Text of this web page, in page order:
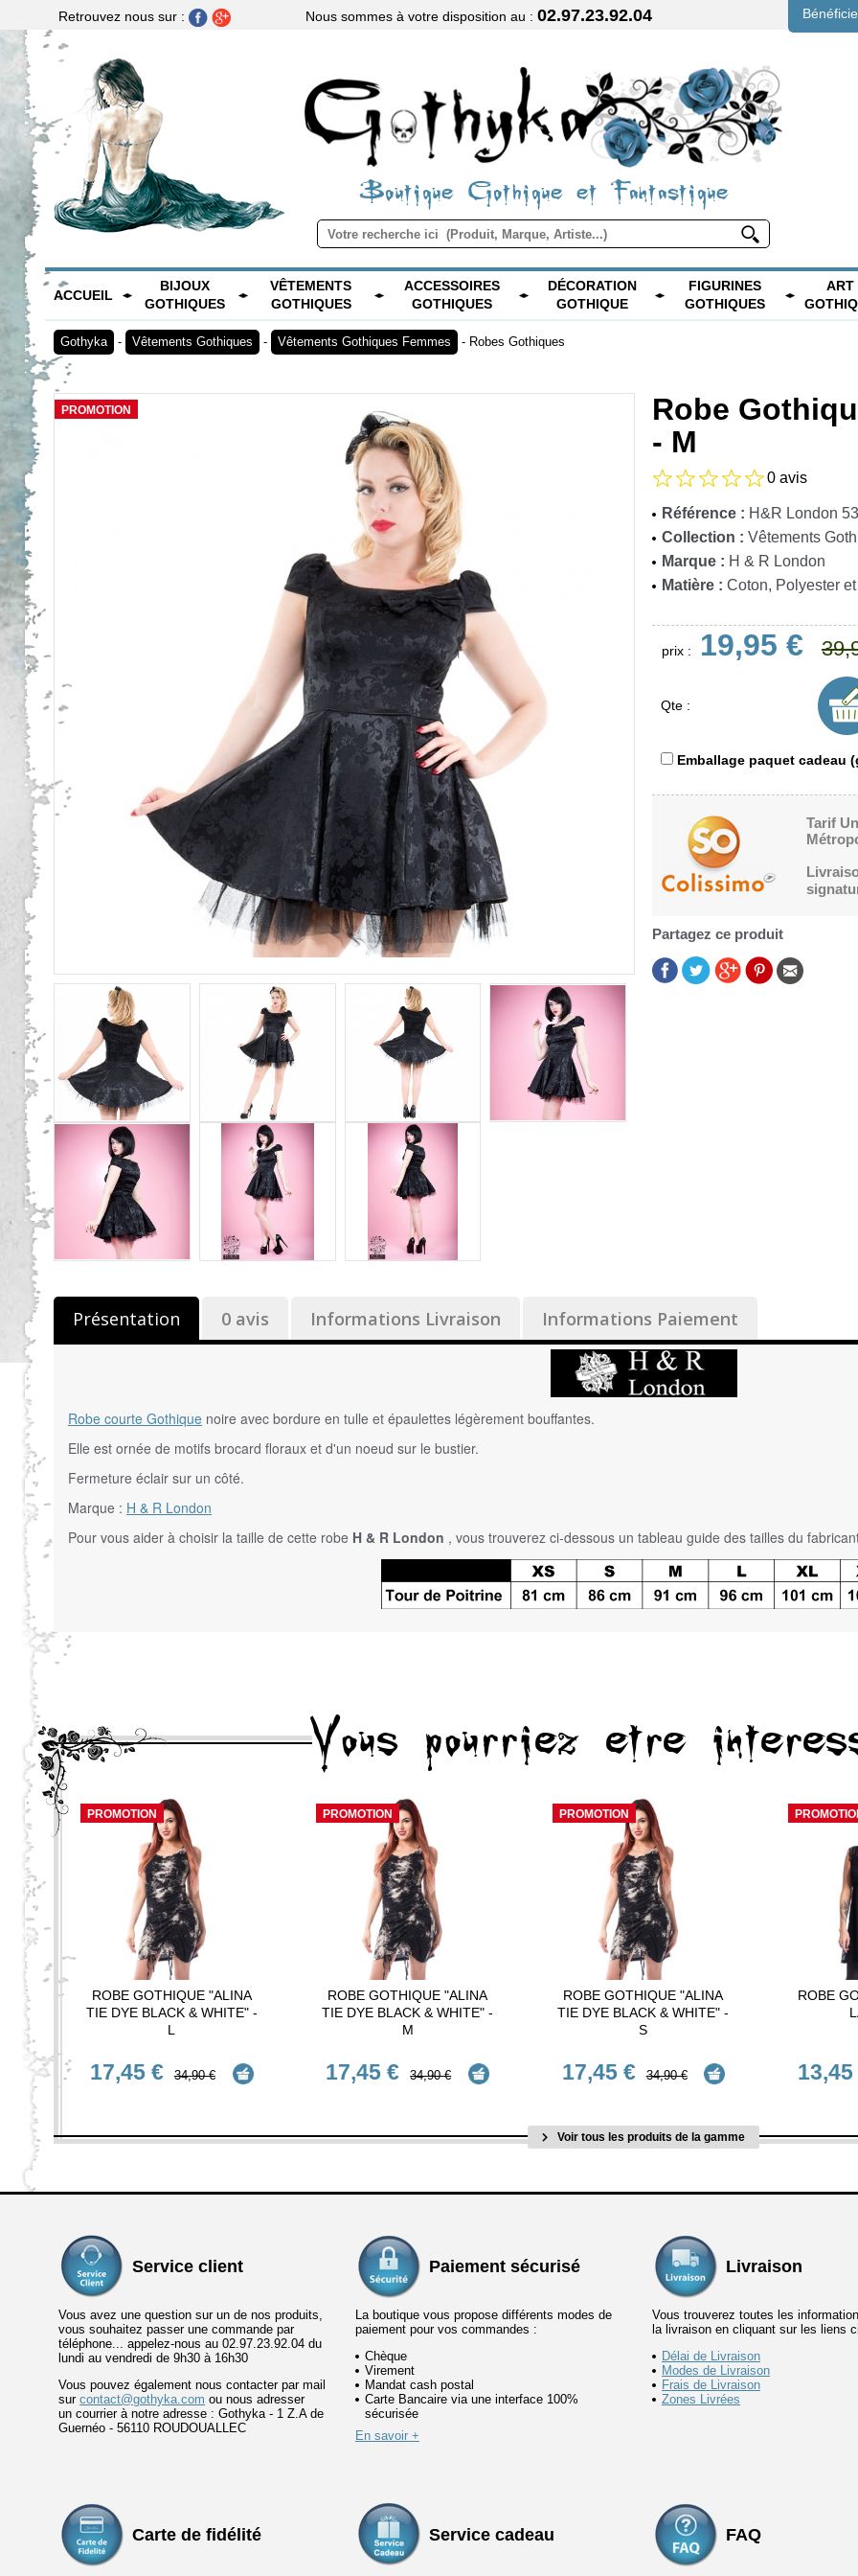
Retrouvez nous sur : Nous sommes à votre disposition au :02.97.23.92.04
Boutique Gothique et Fantastique
ACCUEIL
BIJOUX
GOTHIQUES
VÊTEMENTS
GOTHIQUES
ACCESSOIRES
GOTHIQUES
DÉCORATION
GOTHIQUE
FIGURINES
GOTHIQUES
ART
Gothyka - Vêtements Gothiques - Vêtements Gothiques Femmes - Robes Gothiques
PROMOTION
Robe
- M
0 avis
Référence : H&R London
Collection : Vêtements
Marque : H & R London
Matière : Coton, Polyester
prix : 19,95 €
Qte :
Emballage paquet cadeau
Tarif
Partagez ce produit
Présentation 0 avis Informations Livraison Informations Paiement
Robe courte Gothique noire avec bordure en tulle et épaulettes légèrement bouffantes.
Elle est ornée de motifs brocard floraux et d'un noeud sur le bustier.
Fermeture éclair sur un côté.
Marque : H & R London
Pour vous aider à choisir la taille de cette robe H & R London , vous trouverez ci-dessous un tableau guide des tailles du
Vous pourriez etre
PROMOTION
ROBE GOTHIQUE "ALINA
TIE DYE BLACK & WHITE" -
L
17,45 € 34,90 €
PROMOTION
ROBE GOTHIQUE "ALINA
TIE DYE BLACK & WHITE" -
M
17,45 € 34,90 €
PROMOTION
ROBE GOTHIQUE "ALINA
TIE DYE BLACK & WHITE" -
S
17,45 € 34,90 €
ROBE
Voir tous les produits de la gamme
Service client
Vous avez une question sur un de nos produits,
vous souhaitez passer une commande par
téléphone... appelez-nous au 02.97.23.92.04 du
lundi au vendredi de 9h30 à 16h30
Vous pouvez également nous contacter par mail
sur contact@gothyka.com ou nous adresser
un courrier à notre adresse : Gothyka - 1 Z.A de
Guernéo - 56110 ROUDOUALLEC
Paiement sécurisé
La boutique vous propose différents modes de
paiement pour vos commandes :
Chèque
Virement
Mandat cash postal
Carte Bancaire via une interface 100%
sécurisée
En savoir +
Livraison
Vous trouverez toutes les
la livraison en cliquant sur les liens
Délai de Livraison
Modes de Livraison
Frais de Livraison
Zones Livrées
Carte de fidélité Service cadeau FAQ